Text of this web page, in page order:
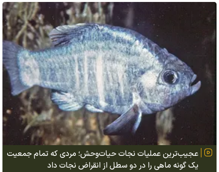
عجیب‌ترین عملیات نجات حیات‌وحش؛ مردی که تمام جمعیت
یک گونه ماهی را در دو سطل از انقراض نجات داد